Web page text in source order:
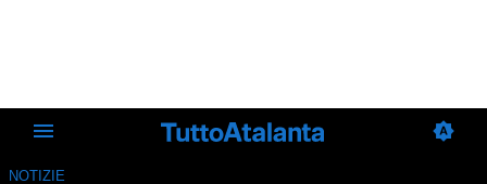
NOTIZIE